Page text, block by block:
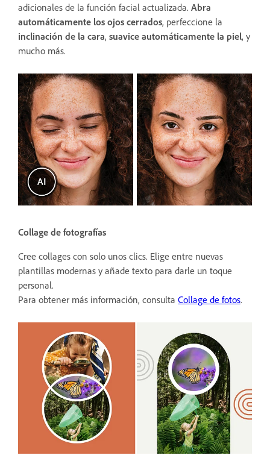
adicionales de la función facial actualizada. Abra
automáticamente los ojos cerrados, perfeccione la
inclinación de la cara, suavice automáticamente la piel, y
mucho más.
Collage de fotografías
Cree collages con solo unos clics. Elige entre nuevas
plantillas modernas y añade texto para darle un toque
personal.
Para obtener más información, consulta Collage de fotos.